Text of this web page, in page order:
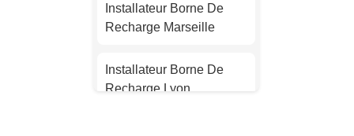
Installateur Borne De
Recharge Marseille
Installateur Borne De
Recharge Lyon